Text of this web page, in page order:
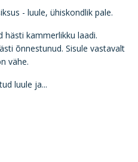
- luule, ühiskondlik pale.
hästi kammerlikku laadi.
õnnestunud. Sisule vastavalt
vähe.
luule ja...